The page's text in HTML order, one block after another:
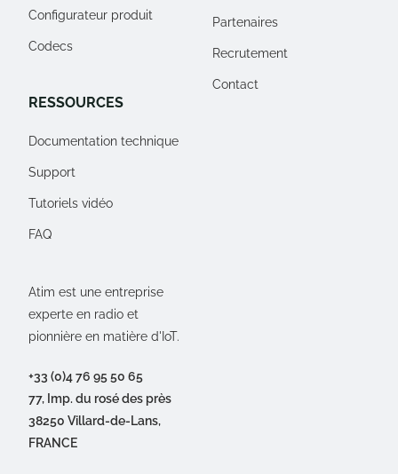
Atim est une entreprise
experte en radio et
pionnière en matière d'IoT.
+33 (0)4 76 95 50 65
77, Imp. du rosé des près
38250 Villard-de-Lans,
FRANCE
Configurateur produit
Codecs
RESSOURCES
Documentation technique
Support
Tutoriels vidéo
FAQ
Partenaires
Recrutement
Contact